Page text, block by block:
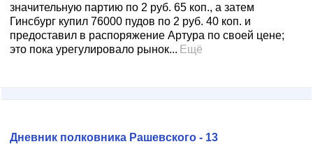
значительную партию по 2 руб. 65 коп., а затем
Гинсбург купил 76000 пудов по 2 руб. 40 коп. и
предоставил в распоряжение Артура по своей цене;
это пока урегулировало рынок... Ещё
Дневник полковника Рашевского - 13